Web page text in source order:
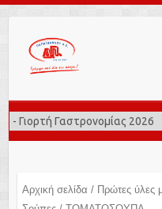
Αρχική σελίδα / Πρώτες ύλες